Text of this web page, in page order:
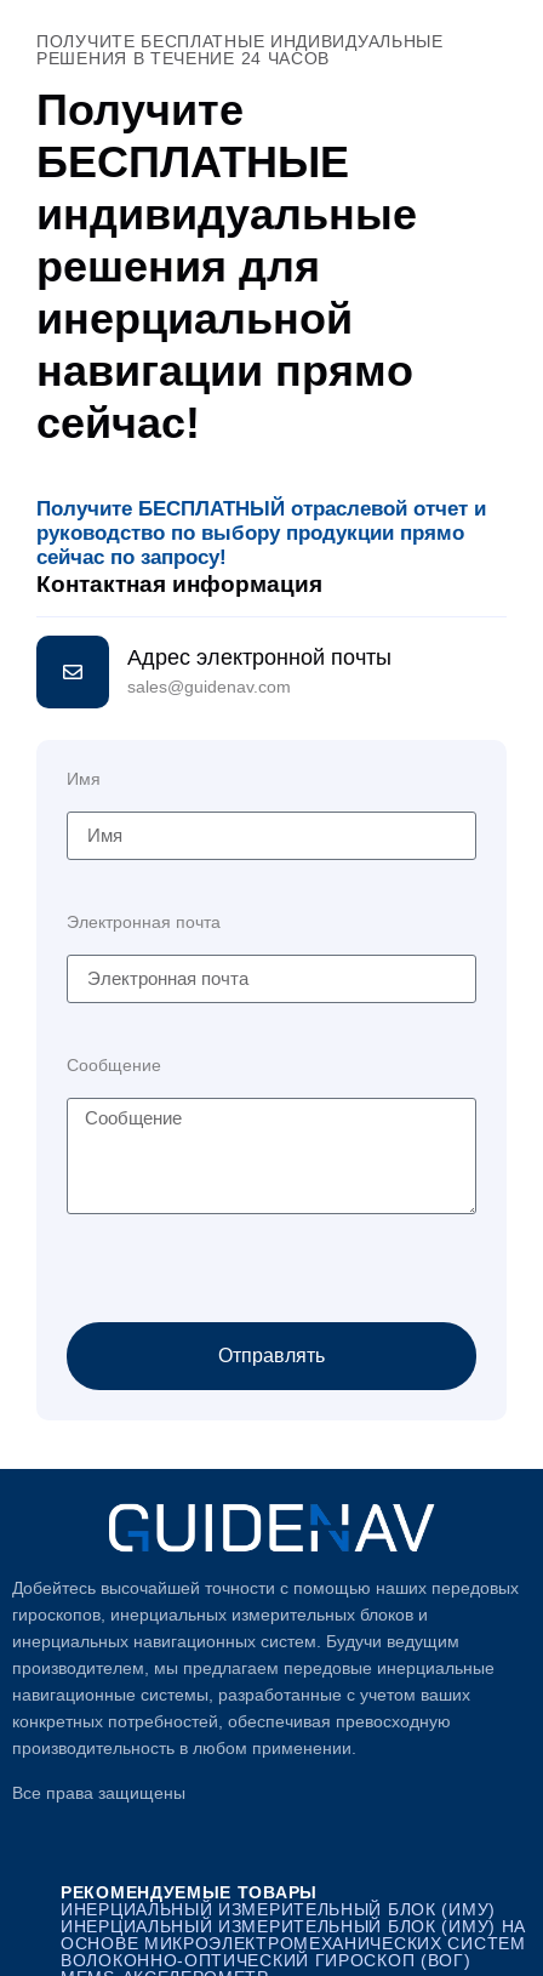
ПОЛУЧИТЕ БЕСПЛАТНЫЕ ИНДИВИДУАЛЬНЫЕ
РЕШЕНИЯ В ТЕЧЕНИЕ 24 ЧАСОВ
Получите
БЕСПЛАТНЫЕ
индивидуальные
решения для
инерциальной
навигации прямо
сейчас!
Получите БЕСПЛАТНЫЙ отраслевой отчет и
руководство по выбору продукции прямо
сейчас по запросу!
Контактная информация
Адрес электронной почты
sales@guidenav.com
Имя
Электронная почта
Сообщение
Отправлять
Добейтесь высочайшей точности с помощью наших передовых
гироскопов, инерциальных измерительных блоков и
инерциальных навигационных систем. Будучи ведущим
производителем, мы предлагаем передовые инерциальные
навигационные системы, разработанные с учетом ваших
конкретных потребностей, обеспечивая превосходную
производительность в любом применении.
Все права защищены
РЕКОМЕНДУЕМЫЕ ТОВАРЫ
ИНЕРЦИАЛЬНЫЙ ИЗМЕРИТЕЛЬНЫЙ БЛОК (ИМУ)
ИНЕРЦИАЛЬНЫЙ ИЗМЕРИТЕЛЬНЫЙ БЛОК (ИМУ) НА
ОСНОВЕ МИКРОЭЛЕКТРОМЕХАНИЧЕСКИХ СИСТЕМ
ВОЛОКОННО-ОПТИЧЕСКИЙ ГИРОСКОП (ВОГ)